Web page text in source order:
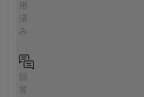
用
済
み
回
答